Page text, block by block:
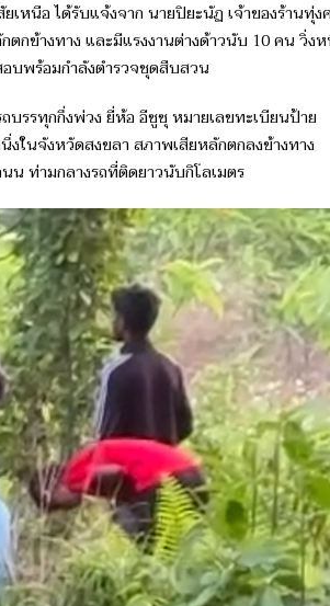
เหนือ ได้รับแจ้งจาก นายปิยะนัฏ เจ้าของร้านทุ่ง
ตกข้างทาง และมีแรงงานต่างด้าวนับ 10 คน วิ่ง
บพร้อมกำลังตำรวจชุดสืบสวน
บรรทุกกึ่งพ่วง ยี่ห้อ อีซูซุ หมายเลขทะเบียนป้าย
ในจังหวัดสงขลา สภาพเสียหลักตกลงข้างทาง
น ท่ามกลางรถที่ติดยาวนับกิโลเมตร